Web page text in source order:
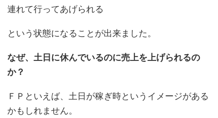
連れて行ってあげられる
という状態になることが出来ました。
なぜ、土日に休んでいるのに売上を上げられるの
か？
ＦＰといえば、土日が稼ぎ時というイメージがある
かもしれません。